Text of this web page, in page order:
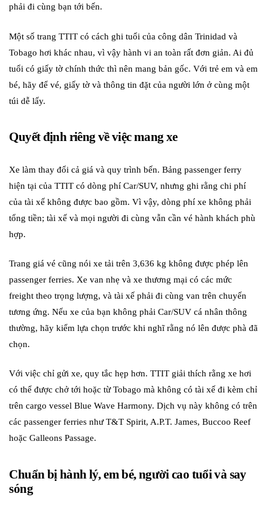
phải đi cùng bạn tới bến.
Một số trang TTIT có cách ghi tuổi của công dân Trinidad và
Tobago hơi khác nhau, vì vậy hành vi an toàn rất đơn giản. Ai đủ
tuổi có giấy tờ chính thức thì nên mang bản gốc. Với trẻ em và em
bé, hãy để vé, giấy tờ và thông tin đặt của người lớn ở cùng một
túi dễ lấy.
Quyết định riêng về việc mang xe
Xe làm thay đổi cả giá và quy trình bến. Bảng passenger ferry
hiện tại của TTIT có dòng phí Car/SUV, nhưng ghi rằng chi phí
của tài xế không được bao gồm. Vì vậy, dòng phí xe không phải
tổng tiền; tài xế và mọi người đi cùng vẫn cần vé hành khách phù
hợp.
Trang giá vé cũng nói xe tải trên 3,636 kg không được phép lên
passenger ferries. Xe van nhẹ và xe thương mại có các mức
freight theo trọng lượng, và tài xế phải đi cùng van trên chuyến
tương ứng. Nếu xe của bạn không phải Car/SUV cá nhân thông
thường, hãy kiểm lựa chọn trước khi nghĩ rằng nó lên được phà đã
chọn.
Với việc chỉ gửi xe, quy tắc hẹp hơn. TTIT giải thích rằng xe hơi
có thể được chở tới hoặc từ Tobago mà không có tài xế đi kèm chỉ
trên cargo vessel Blue Wave Harmony. Dịch vụ này không có trên
các passenger ferries như T&T Spirit, A.P.T. James, Buccoo Reef
hoặc Galleons Passage.
Chuẩn bị hành lý, em bé, người cao tuổi và say
sóng